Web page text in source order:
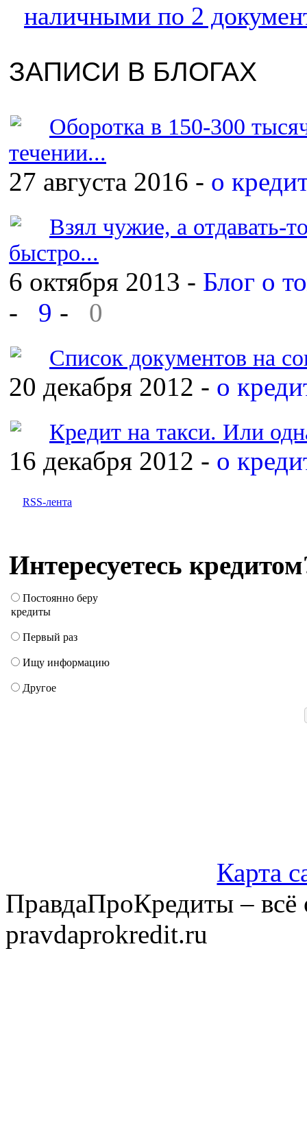
наличными по 2
ЗАПИСИ В БЛОГАХ
Оборотка в 150-300
течении...
27 августа 2016 - о
Взял чужие, а отдавать-
быстро...
6 октября 2013 - Блог о
-
9 - 0
Список документов на
20 декабря 2012 - о
Кредит на такси. Или
16 декабря 2012 - о
RSS-лента
Интересуетесь
Постоянно беру
кредиты
Первый раз
Ищу информацию
Другое
Карта
ПравдаПроКредиты –
pravdaprokredit.ru